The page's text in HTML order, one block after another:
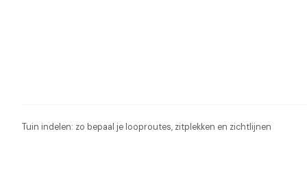
Tuin indelen: zo bepaal je looproutes, zitplekken en zichtlijnen